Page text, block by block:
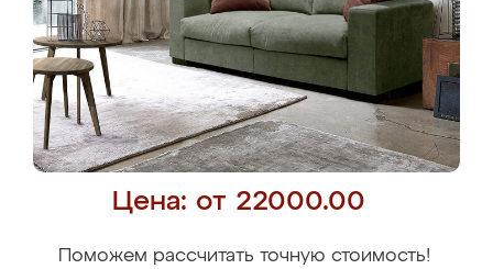
Цена: от 22000.00
Поможем рассчитать точную стоимость!